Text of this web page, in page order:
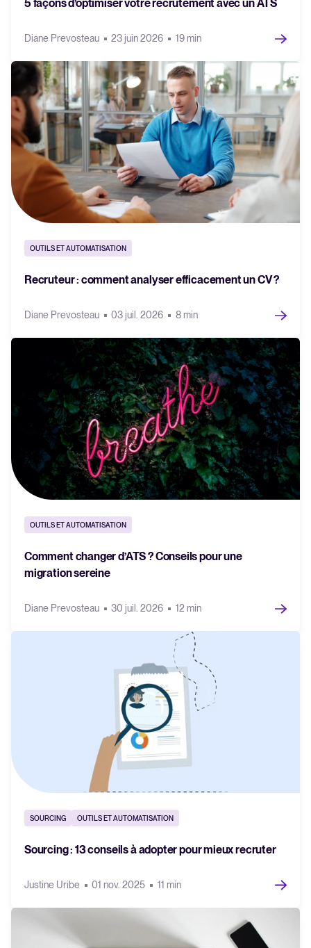
5 façons d’optimiser votre recrutement avec un ATS
Diane Prevosteau 23 juin 2026 19 min
OUTILS ET AUTOMATISATION
Recruteur : comment analyser efficacement un CV ?
Diane Prevosteau 03 juil. 2026 8 min
OUTILS ET AUTOMATISATION
Comment changer d’ATS ? Conseils pour une
migration sereine
Diane Prevosteau 30 juil. 2026 12 min
SOURCING OUTILS ET AUTOMATISATION
Sourcing : 13 conseils à adopter pour mieux recruter
Justine Uribe 01 nov. 2025 11 min